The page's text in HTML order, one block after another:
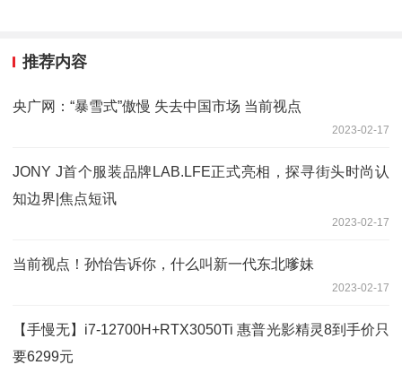
推荐内容
央广网：“暴雪式”傲慢 失去中国市场 当前视点
2023-02-17
JONY J首个服装品牌LAB.LFE正式亮相，探寻街头时尚认
知边界|焦点短讯
2023-02-17
当前视点！孙怡告诉你，什么叫新一代东北嗲妹
2023-02-17
【手慢无】i7-12700H+RTX3050Ti 惠普光影精灵8到手价只
要6299元